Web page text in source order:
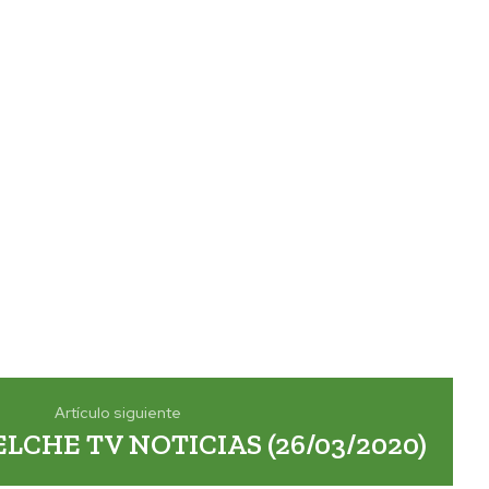
Artículo siguiente
TV NOTICIAS (26/03/2020)